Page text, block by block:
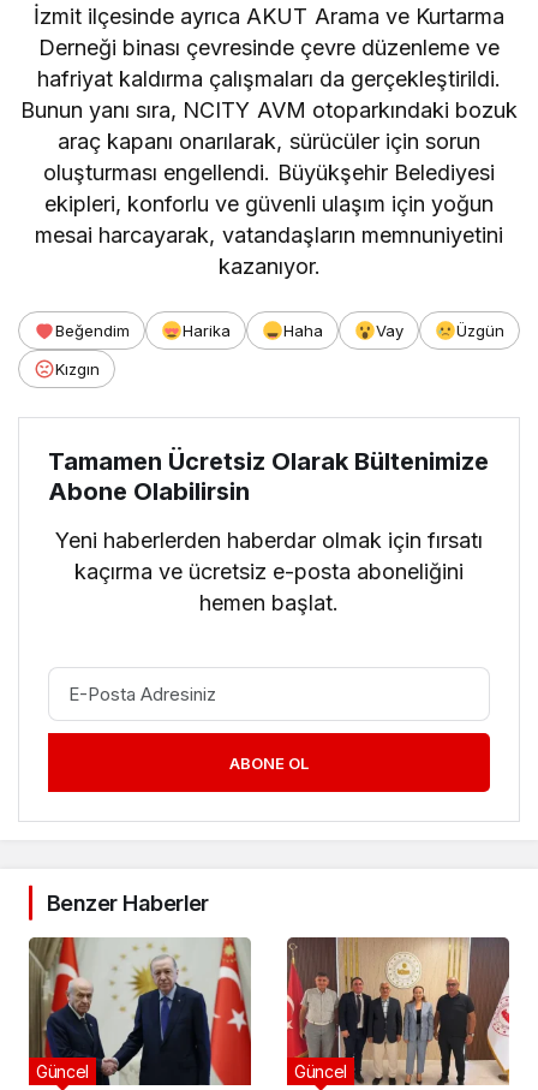
İzmit ilçesinde ayrıca AKUT Arama ve Kurtarma
Derneği binası çevresinde çevre düzenleme ve
hafriyat kaldırma çalışmaları da gerçekleştirildi.
Bunun yanı sıra, NCITY AVM otoparkındaki bozuk
araç kapanı onarılarak, sürücüler için sorun
oluşturması engellendi. Büyükşehir Belediyesi
ekipleri, konforlu ve güvenli ulaşım için yoğun
mesai harcayarak, vatandaşların memnuniyetini
kazanıyor.
Beğendim Harika Haha Vay
Üzgün
Kızgın
Tamamen Ücretsiz Olarak Bültenimize
Abone Olabilirsin
Yeni haberlerden haberdar olmak için fırsatı
kaçırma ve ücretsiz e-posta aboneliğini
hemen başlat.
ABONE OL
Benzer Haberler
Güncel Güncel